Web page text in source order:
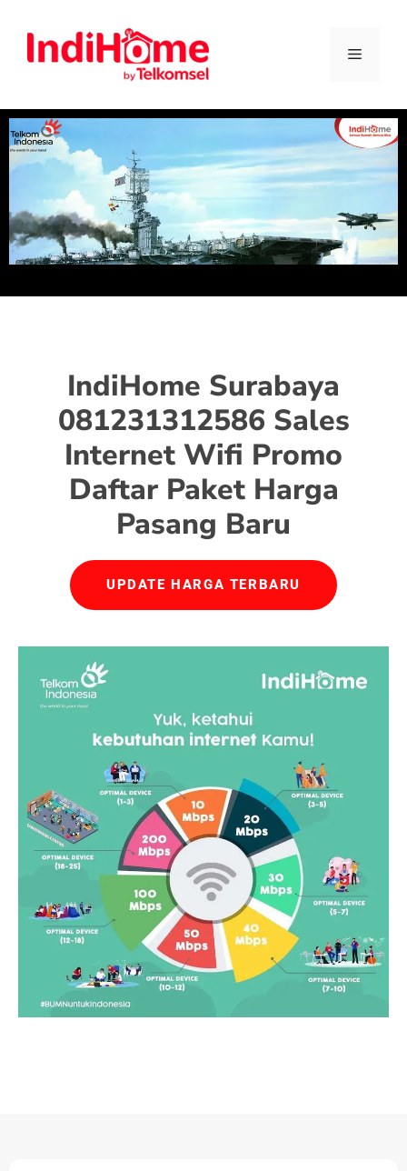
IndiHome Surabaya
081231312586 Sales
Internet Wifi Promo
Daftar Paket Harga
Pasang Baru
UPDATE HARGA TERBARU